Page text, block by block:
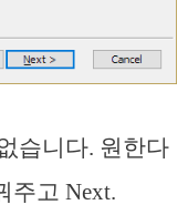
습니다. 원한다
주고 Next.